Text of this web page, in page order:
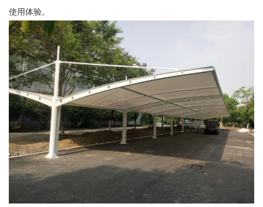
使用体验。